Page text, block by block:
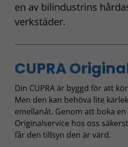
en av bilindustrins
verkstäder.
CUPRA
Din CUPRA är byggd för att
Men den kan behöva lite
emellanåt. Genom att boka en
Originalservice hos oss
får den tillsyn den är värd.